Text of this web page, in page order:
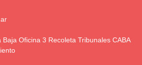
Oficina 3 Recoleta Tribunales CABA